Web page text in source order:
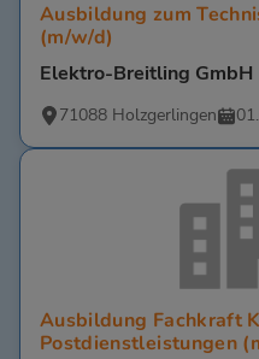
Ausbildung zum
(m/w/d)
Elektro-Breitling GmbH
71088 Holzgerlingen
Ausbildung Fachkraft
Postdienstleistungen